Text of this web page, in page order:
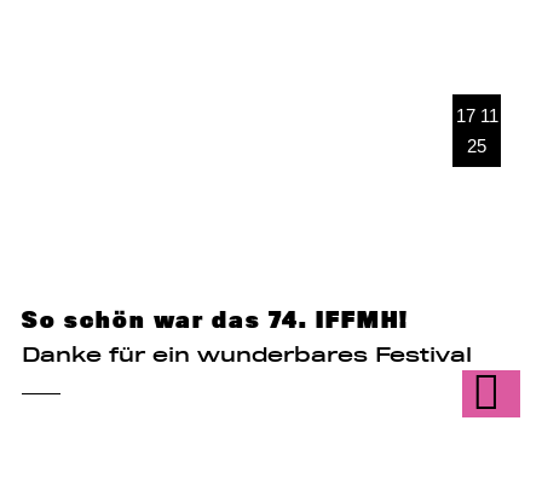
So schön war das 74. IFFMH!
Danke für ein wunderbares Festival
17 11
25